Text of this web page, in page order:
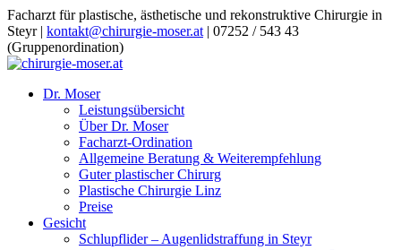
Facharzt für plastische, ästhetische und rekonstruktive Chirurgie in
Steyr | kontakt@chirurgie-moser.at | 07252 / 543 43
(Gruppenordination)
Dr. Moser
Leistungsübersicht
Über Dr. Moser
Facharzt-Ordination
Allgemeine Beratung & Weiterempfehlung
Guter plastischer Chirurg
Plastische Chirurgie Linz
Preise
Gesicht
Schlupflider – Augenlidstraffung in Steyr